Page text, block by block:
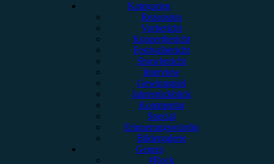
Kategorien
Rezension
Vorbericht
Konzertbericht
Festivalbericht
Showbericht
Interview
Gewinnspiel
Jahresrückblick
Kommentar
Special
Erinnerungswürdig
Bildergalerie
Genres
#Rock